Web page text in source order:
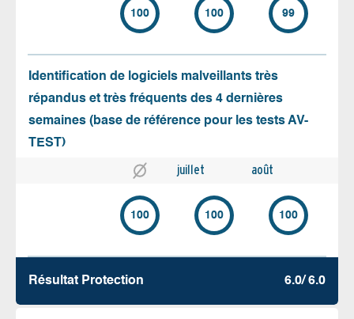
100 100 99
Identification de logiciels malveillants très
répandus et très fréquents des 4 dernières
semaines (base de référence pour les tests AV-
TEST)
juillet août
100 100 100
Résultat Protection 6.0/ 6.0